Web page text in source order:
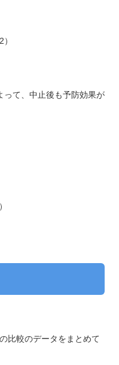
って、中止後も予防効果が
比較のデータをまとめて